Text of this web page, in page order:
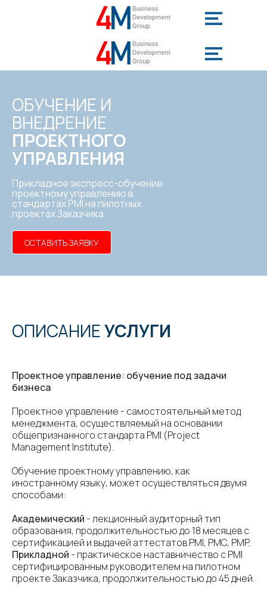
ОСТАВИТЬ ЗАЯВКУ
Прикладное экспресс-обучение
проектному управлению в
стандартах PMI на пилотных
проектах Заказчика
ОБУЧЕНИЕ И
ВНЕДРЕНИЕ
ПРОЕКТНОГО
УПРАВЛЕНИЯ
ОПИСАНИЕУСЛУГИ
Проектное управление: обучение под задачи
бизнеса
Проектное управление - самостоятельный метод
менеджмента, осуществляемый на основании
общепризнанного стандарта PMI (Project
Management Institute).
Обучение проектному управлению, как
иностранному языку, может осуществляться двумя
способами:
Академический - лекционный аудиторный тип
образования, продолжительностью до 18 месяцев с
сертификацией и выдачей аттестатов PMI, PMC, PMP.
Прикладной - практическое наставничество с PMI
сертифицированным руководителем на пилотном
проекте Заказчика, продолжительностью до 45 дней.